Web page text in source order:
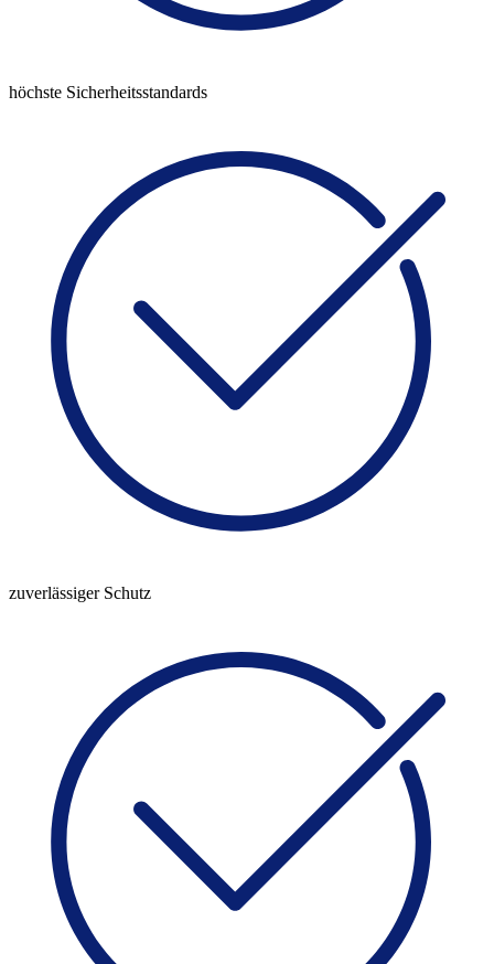
höchste Sicherheitsstandards
zuverlässiger Schutz